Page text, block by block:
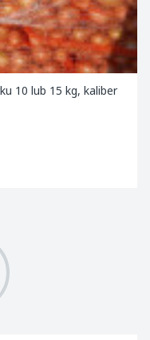
10 lub 15 kg, kaliber